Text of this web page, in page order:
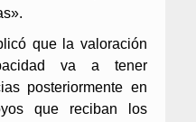
que la valoración
va a tener
posteriormente en
que reciban los